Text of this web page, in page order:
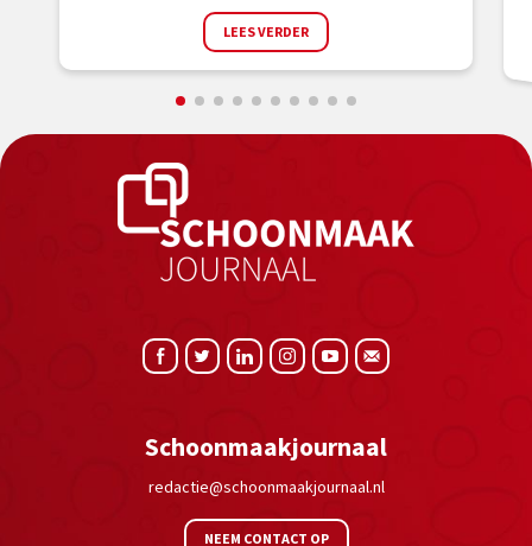
LEES VERDER
Schoonmaakjournaal
redactie@schoonmaakjournaal.nl
NEEM CONTACT OP